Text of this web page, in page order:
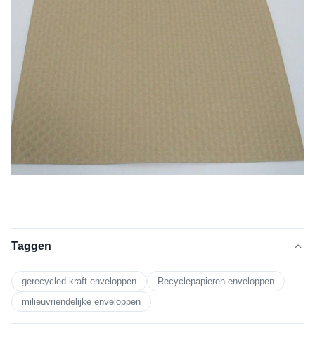
Taggen
gerecycled kraft enveloppen
Recyclepapieren enveloppen
milieuvriendelijke enveloppen